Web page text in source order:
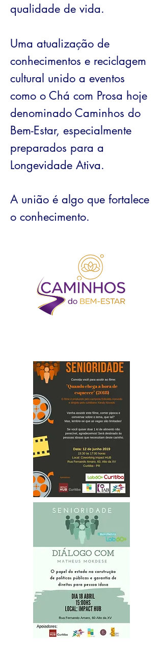
qualidade de vida.
Uma atualização de
conhecimentos e reciclagem
cultural unido a eventos
como o Chá com Prosa hoje
denominado Caminhos do
Bem-Estar, especialmente
preparados para a
Longevidade Ativa.
A união é algo que fortalece
o conhecimento.